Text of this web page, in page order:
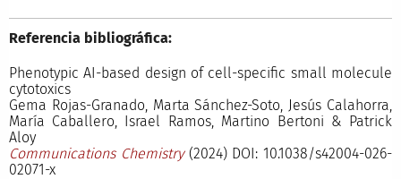
Referencia bibliográfica:
Phenotypic AI-based design of cell-specific small molecule
cytotoxics
Gema Rojas-Granado, Marta Sánchez-Soto, Jesús Calahorra,
María Caballero, Israel Ramos, Martino Bertoni & Patrick
Aloy
Communications Chemistry(2024) DOI: 10.1038/s42004-026-
02071-x